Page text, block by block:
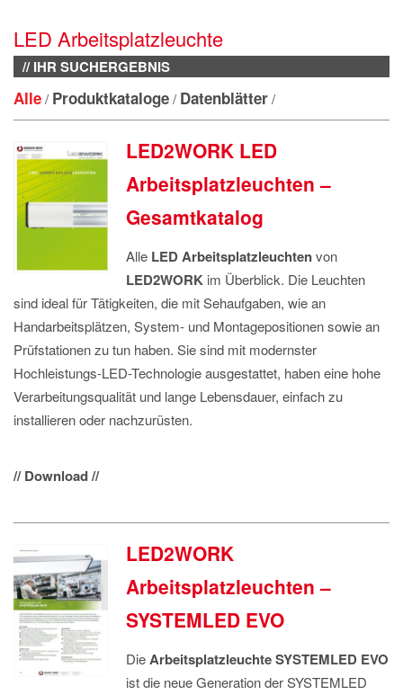
DATENSCHUTZ
LED Arbeitsplatzleuchte
// IHR SUCHERGEBNIS
Alle/ Produktkataloge/ Datenblätter/
LED2WORK LED
Arbeitsplatzleuchten –
Gesamtkatalog
Alle LED Arbeitsplatzleuchtenvon
LED2WORKim Überblick. Die Leuchten
sind ideal für Tätigkeiten, die mit Sehaufgaben, wie an
Handarbeitsplätzen, System- und Montagepositionen sowie an
Prüfstationen zu tun haben. Sie sind mit modernster
Hochleistungs-LED-Technologie ausgestattet, haben eine hohe
Verarbeitungsqualität und lange Lebensdauer, einfach zu
installieren oder nachzurüsten.
// Download //
LED2WORK
Arbeitsplatzleuchten –
SYSTEMLED EVO
DieArbeitsplatzleuchte SYSTEMLED EVO
ist die neue Generation der SYSTEMLED